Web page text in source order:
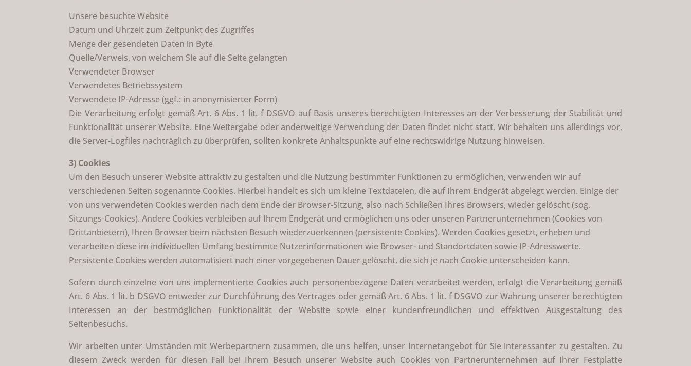
Unsere besuchte Website
Datum und Uhrzeit zum Zeitpunkt des Zugriffes
Menge der gesendeten Daten in Byte
Quelle/Verweis, von welchem Sie auf die Seite gelangten
Verwendeter Browser
Verwendetes Betriebssystem
Verwendete IP-Adresse (ggf.: in anonymisierter Form)
Die Verarbeitung erfolgt gemäß Art. 6 Abs. 1 lit. f DSGVO auf Basis unseres berechtigten Interesses an der Verbesserung der Stabilität und
Funktionalität unserer Website. Eine Weitergabe oder anderweitige Verwendung der Daten findet nicht statt. Wir behalten uns allerdings vor,
die Server-Logfiles nachträglich zu überprüfen, sollten konkrete Anhaltspunkte auf eine rechtswidrige Nutzung hinweisen.
3) Cookies
Um den Besuch unserer Website attraktiv zu gestalten und die Nutzung bestimmter Funktionen zu ermöglichen, verwenden wir auf
verschiedenen Seiten sogenannte Cookies. Hierbei handelt es sich um kleine Textdateien, die auf Ihrem Endgerät abgelegt werden. Einige der
von uns verwendeten Cookies werden nach dem Ende der Browser-Sitzung, also nach Schließen Ihres Browsers, wieder gelöscht (sog.
Sitzungs-Cookies). Andere Cookies verbleiben auf Ihrem Endgerät und ermöglichen uns oder unseren Partnerunternehmen (Cookies von
Drittanbietern), Ihren Browser beim nächsten Besuch wiederzuerkennen (persistente Cookies). Werden Cookies gesetzt, erheben und
verarbeiten diese im individuellen Umfang bestimmte Nutzerinformationen wie Browser- und Standortdaten sowie IP-Adresswerte.
Persistente Cookies werden automatisiert nach einer vorgegebenen Dauer gelöscht, die sich je nach Cookie unterscheiden kann.
Sofern durch einzelne von uns implementierte Cookies auch personenbezogene Daten verarbeitet werden, erfolgt die Verarbeitung gemäß
Art. 6 Abs. 1 lit. b DSGVO entweder zur Durchführung des Vertrages oder gemäß Art. 6 Abs. 1 lit. f DSGVO zur Wahrung unserer berechtigten
Interessen an der bestmöglichen Funktionalität der Website sowie einer kundenfreundlichen und effektiven Ausgestaltung des
Seitenbesuchs.
Wir arbeiten unter Umständen mit Werbepartnern zusammen, die uns helfen, unser Internetangebot für Sie interessanter zu gestalten. Zu
diesem Zweck werden für diesen Fall bei Ihrem Besuch unserer Website auch Cookies von Partnerunternehmen auf Ihrer Festplatte